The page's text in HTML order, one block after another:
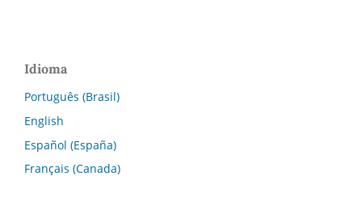
Idioma
Português (Brasil)
English
Español (España)
Français (Canada)